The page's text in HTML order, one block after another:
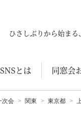
ひさしぶりから始ま
とは 同窓会
次会 関東 東京都